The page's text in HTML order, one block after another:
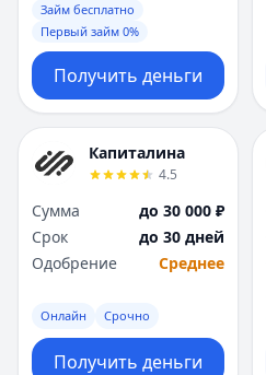
Займ бесплатно
Первый займ 0%
Получить деньги
Капиталина
4.5
Сумма
до 30 000 ₽
Срок
до 30 дней
Одобрение
Среднее
Онлайн Срочно
Получить деньги